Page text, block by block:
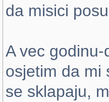
da misici
A vec
osjetim da mi
se sklapaju,